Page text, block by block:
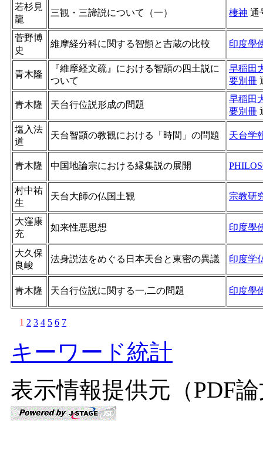
若杉見
龍
三観・三諦説について（一） 棲神 通
菅野博
史
維摩経分科に関する智顗と吉蔵の比較 印度學
青木隆
『維摩経文疏』における智顗の四土説に
ついて
早稲田
要別冊
青木隆 天台行位説形成の問題
早稲田
要別冊
塩入法
道
天台智顗の教観における「時間」の問題 天台学
青木隆 中国地論宗における縁集説の展開
村中祐
生
天台大師の仏国土観 宗教研
大窪康
充
如来性悪思想 印度學
大久保
良峻
法身説法をめぐる日本天台と東密の異議 印度学
青木隆 天台行位説に関する一,二の問題 印度學
1 2 3 4 5 6 7
キーワード統計
表示情報提供元（PDF